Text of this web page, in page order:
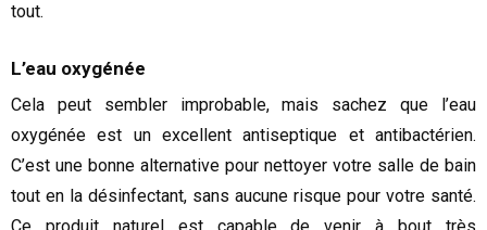
tout.
L’eau oxygénée
Cela peut sembler improbable, mais sachez que l’eau
oxygénée est un excellent antiseptique et antibactérien.
C’est une bonne alternative pour nettoyer votre salle de bain
tout en la désinfectant, sans aucune risque pour votre santé.